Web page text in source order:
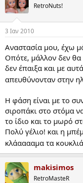
RetroNuts!
3 Ιαν 2010
Αναστασία μου, έχω
Οπότε, μάλλον δεν θα
δεν έπαιξα και με
απευθύνονταν στην
Η φάση είναι με το
σιροπάκι στο στόμα
το ίδιο και το μωρό
Πολύ γέλιο! και η
κλάααααμα τα
makisimos
RetroMasteR